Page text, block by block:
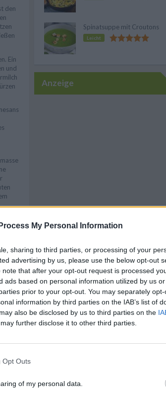
My Personal Information
sharing to third parties, or processing of your
advertising by us, please use the below opt-out
that after your opt-out request is processed
ads based on personal information utilized by us
prior to your opt-out. You may separately
information by third parties on the IAB’s list of
also be disclosed by us to third parties on the
further disclose it to other third parties.
Opt Outs
of my personal data.
den
Ein
und
Spinatsuppe mit Croutons
Leicht
Anzeige
Artikelempfehlung